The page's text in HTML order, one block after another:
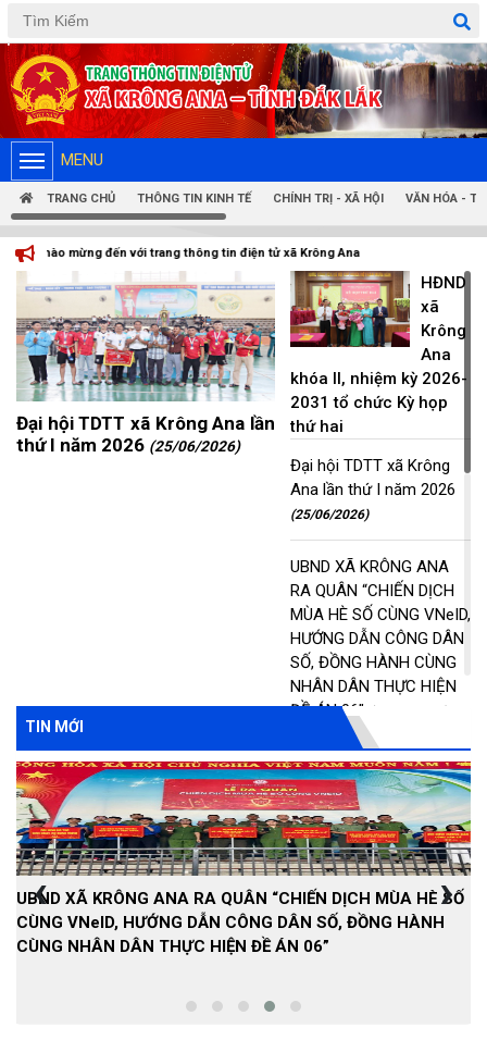
Tiếng Việt Tiếng Anh
MENU
TRANG CHỦ THÔNG TIN KINH TẾ CHÍNH TRỊ - XÃ HỘI VĂN HÓA -
điện tử xã Krông Ana
Đại hội TDTT xã Krông Ana lần
thứ I năm 2026 (25/06/2026)
HĐND
xã
Krông
Ana
khóa II, nhiệm kỳ 2026-
2031 tổ chức Kỳ họp
thứ hai
Đại hội TDTT xã Krông
Ana lần thứ I năm 2026
(25/06/2026)
UBND XÃ KRÔNG ANA
RA QUÂN “CHIẾN DỊCH
MÙA HÈ SỐ CÙNG VNeID,
HƯỚNG DẪN CÔNG DÂN
SỐ, ĐỒNG HÀNH CÙNG
NHÂN DÂN THỰC HIỆN
ĐỀ ÁN 06”
Đảng uỷ xã Krông Ana tổ
chức Hội nghị Hội nghị
Ban chấp hành đảng bộ
xã lần thứ năm, nhiệm kỳ
2025-2030(24/06/2026)
Hội Cựu Công an nhân
dân xã Krông Ana tổ
2031
TIN MỚI
UBND XÃ KRÔNG ANA RA QUÂN “CHIẾN DỊCH MÙA HÈ SỐ
CÙNG VNeID, HƯỚNG DẪN CÔNG DÂN SỐ, ĐỒNG HÀNH
CÙNG NHÂN DÂN THỰC HIỆN ĐỀ ÁN 06”
‹ ›